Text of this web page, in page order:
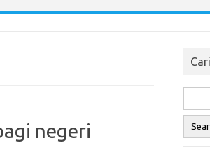
negeri